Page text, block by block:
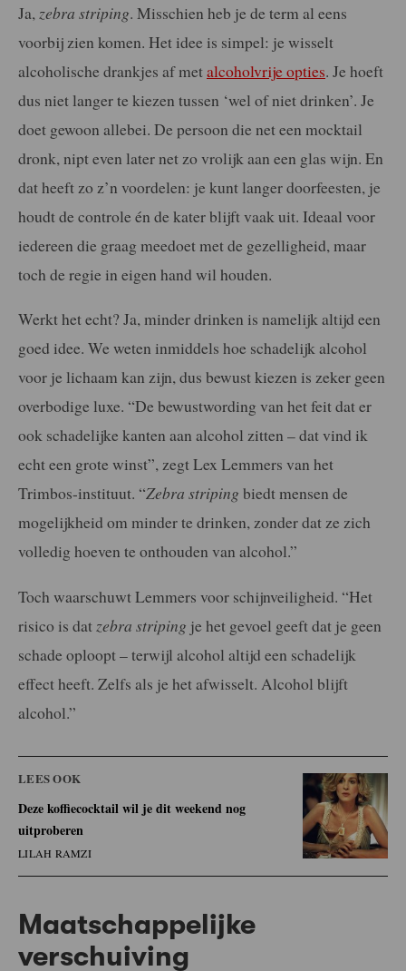
Ja, zebra striping. Misschien heb je de term al eens
voorbij zien komen. Het idee is simpel: je wisselt
alcoholische drankjes af metalcoholvrije opties. Je hoeft
dus niet langer te kiezen tussen ‘wel of niet drinken’. Je
doet gewoon allebei. De persoon die net een mocktail
dronk, nipt even later net zo vrolijk aan een glas wijn. En
dat heeft zo z’n voordelen: je kunt langer doorfeesten, je
houdt de controle én de kater blijft vaak uit. Ideaal voor
iedereen die graag meedoet met de gezelligheid, maar
toch de regie in eigen hand wil houden.
Werkt het echt? Ja, minder drinken is namelijk altijd een
goed idee. We weten inmiddels hoe schadelijk alcohol
voor je lichaam kan zijn, dus bewust kiezen is zeker geen
overbodige luxe. “De bewustwording van het feit dat er
ook schadelijke kanten aan alcohol zitten – dat vind ik
echt een grote winst”, zegt Lex Lemmers van het
Trimbos-instituut. “Zebra striping biedt mensen de
mogelijkheid om minder te drinken, zonder dat ze zich
volledig hoeven te onthouden van alcohol.”
Toch waarschuwt Lemmers voor schijnveiligheid. “Het
risico is dat zebra striping je het gevoel geeft dat je geen
schade oploopt – terwijl alcohol altijd een schadelijk
effect heeft. Zelfs als je het afwisselt. Alcohol blijft
alcohol.”
LEES OOK
Deze koffiecocktail wil je dit weekend nog
uitproberen
LILAH RAMZI
Maatschappelijke
verschuiving